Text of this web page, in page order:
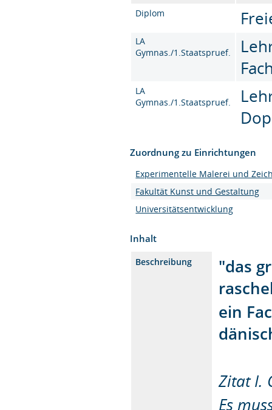
Diplom
LA
Gymnas./1.Staatspruef.
LA
Gymnas./1.Staatspruef.
Zuordnung zu Einrichtungen
Experimentelle Malerei und
Fakultät Kunst und Gestaltung
Universitätsentwicklung
Inhalt
Beschreibung
"das
ein
Zitat I.
Es